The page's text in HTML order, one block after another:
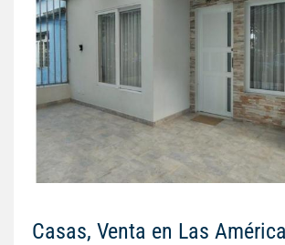
Casas, Venta en Las